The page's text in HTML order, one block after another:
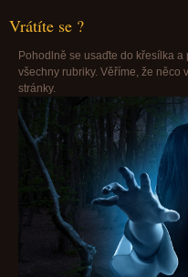
Vrátíte se ?
Pohodlně se usaďte do křesílka
všechny rubriky. Věříme, že něco
stránky.